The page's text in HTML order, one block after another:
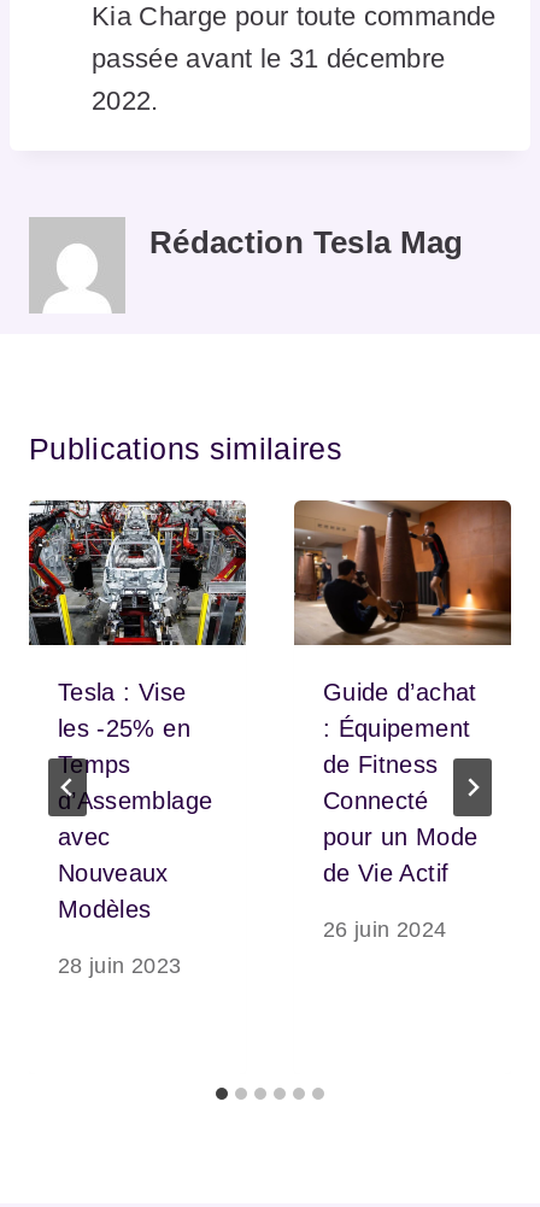
Kia Charge pour toute commande
passée avant le 31 décembre
2022.
Rédaction Tesla Mag
Publications similaires
Tesla : Vise
les -25% en
Temps
d’Assemblage
avec
Nouveaux
Modèles
28 juin 2023
Guide d’achat
: Équipement
de Fitness
Connecté
pour un Mode
de Vie Actif
26 juin 2024